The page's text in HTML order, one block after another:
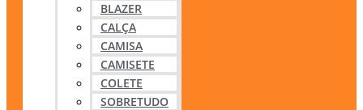
BLAZER
CALÇA
CAMISA
CAMISETE
COLETE
SOBRETUDO